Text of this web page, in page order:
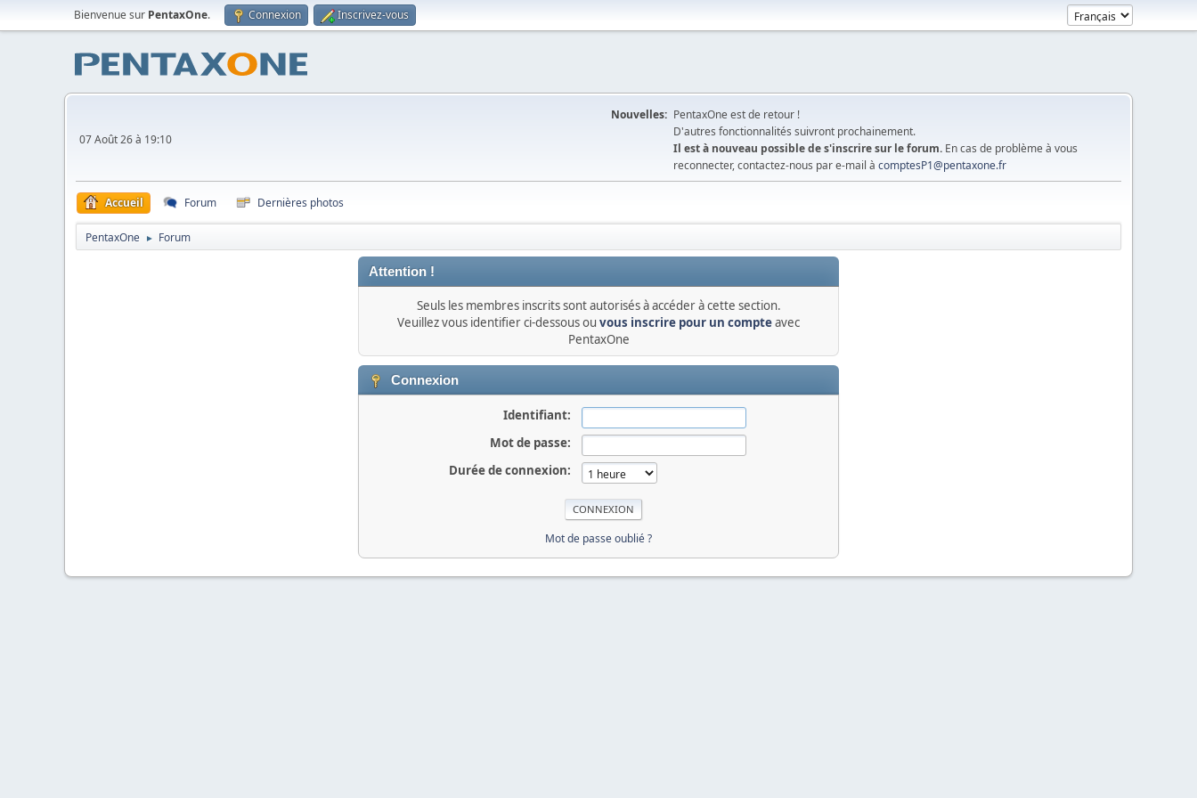
Bienvenue sur PentaxOne. Connexion Inscrivez-vous
07 Août 26 à 19:10
Nouvelles: PentaxOne est de retour !
D'autres fonctionnalités suivront prochainement.
Il est à nouveau possible de s'inscrire sur le forum. En cas de problème à vous
reconnecter, contactez-nous par e-mail à comptesP1@pentaxone.fr
Accueil Forum Dernières photos
PentaxOne ► Forum
Attention !
Seuls les membres inscrits sont autorisés à accéder à cette section.
Veuillez vous identifier ci-dessous ou vous inscrire pour un compteavec
PentaxOne
Connexion
Identifiant:
Mot de passe:
Durée de connexion:
Mot de passe oublié ?